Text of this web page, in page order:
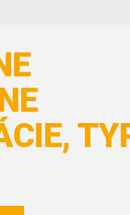
Covid-19 Žiadanky
POTRAVÍN